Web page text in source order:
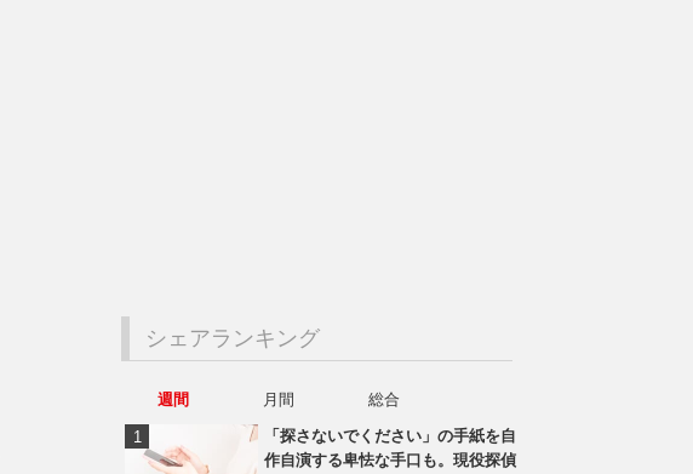
シェアランキング
週間 月間
総合
「探さないでください」の手紙を自
作自演する卑怯な手口も。現役探偵